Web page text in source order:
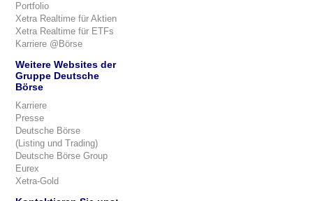
Portfolio
Xetra Realtime für Aktien
Xetra Realtime für ETFs
Karriere @Börse
Weitere Websites der
Gruppe Deutsche
Börse
Karriere
Presse
Deutsche Börse
(Listing und Trading)
Deutsche Börse Group
Eurex
Xetra-Gold